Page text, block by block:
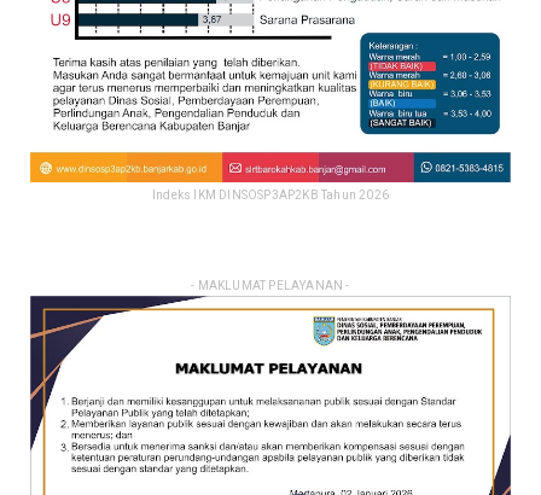
Indeks IKM DINSOSP3AP2KB Tahun 2026
- MAKLUMAT PELAYANAN -